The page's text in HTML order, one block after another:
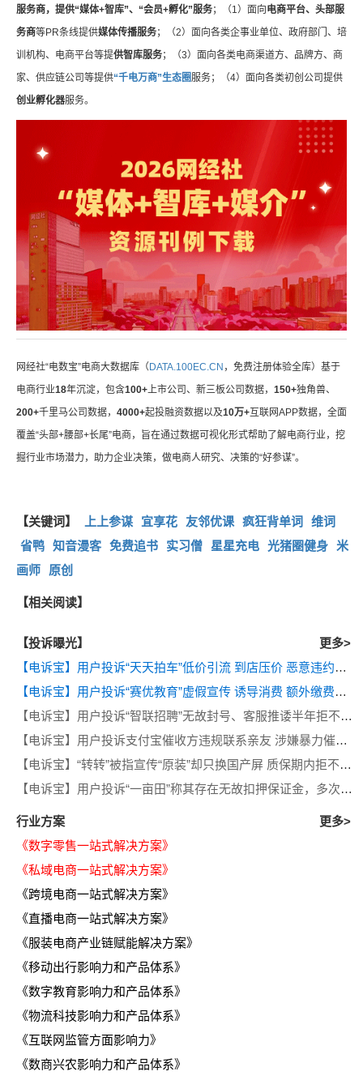
服务商，提供“媒体+智库”、“会员+孵化”服务；（1）面向 电商平台、头部服
务商等PR条线提供媒体传播服务；（2）面向各类企事业单位、政府部门、培
训机构、电商平台等提供智库服务；（3）面向各类电商渠道方、品牌方、商
家、供应链公司等提供“千电万商”生态圈服务；（4）面向各类初创公司提供
创业孵化器服务。
网经社“电数宝”电商大数据库（DATA.100EC.CN ，免费注册体验全库）基于
电商行业18年沉淀，包含100+ 上市公司、新三板公司数据， 150+独角兽、
200+千里马公司数据， 4000+起投融资数据以及10万+互联网APP数据，全面
覆盖“头部+腰部+长尾”电商，旨在通过数据可视化形式帮助了解电商行业，挖
掘行业市场潜力，助力企业决策，做电商人研究、决策的“好参谋”。
【关键词】 上上参谋 宜享花 友邻优课 疯狂背单词
维词
省鸭 知音漫客 免费追书 实习僧 星星充电 光猪圈健身 米
画师
原创
【相关阅读】
【投诉曝光】
更多>
【电诉宝】用户投诉“天天拍车”低价引流 到店压价 恶意违约等问题
【电诉宝】用户投诉“赛优教育”虚假宣传 诱导消费 额外缴费后退款遭拒
【电诉宝】用户投诉“智联招聘”无故封号、客服推诿半年拒不退费
【电诉宝】用户投诉支付宝催收方违规联系亲友 涉嫌暴力催收侵犯隐私
【电诉宝】“转转”被指宣传“原装”却只换国产屏 质保期内拒不履行售后义务
【电诉宝】用户投诉“一亩田”称其存在无故扣押保证金，多次退款遭推诿等问题
行业方案
更多>
《数字零售一站式解决方案》
《私域电商一站式解决方案》
《跨境电商一站式解决方案》
《直播电商一站式解决方案》
《服装电商产业链赋能解决方案》
《移动出行影响力和产品体系》
《数字教育影响力和产品体系》
《物流科技影响力和产品体系》
《互联网监管方面影响力》
《数商兴农影响力和产品体系》